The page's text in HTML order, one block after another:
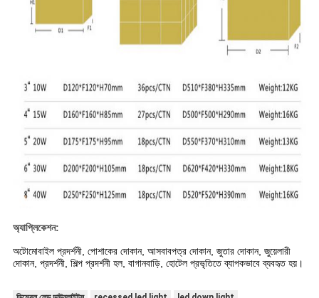
অ্যাপ্লিকেশন:
অটোমোবাইল প্রদর্শনী, পোশাকের দোকান, আসবাবপত্র দোকান, জুতার দোকান, জুয়েলারী
দোকান, প্রদর্শনী, শিল্প প্রদর্শনী হল, বাগানবাড়ি, হোটেল প্রভৃতিতে ব্যাপকভাবে ব্যবহৃত হয়।